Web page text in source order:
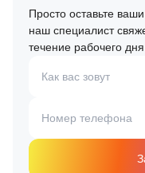
Просто оставьте
наш специалист
течение рабочего дня
Как вас зовут
Номер телефона